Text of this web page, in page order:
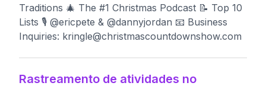
Traditions 🎄 The #1 Christmas Podcast 📝 Top 10
Lists 🎙️ @ericpete & @dannyjordan 📧 Business
Inquiries: kringle@christmascountdownshow.com
Rastreamento de atividades no